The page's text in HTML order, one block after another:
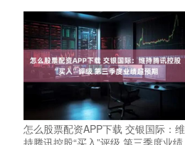
怎么股票配资APP下载 交银国际：维